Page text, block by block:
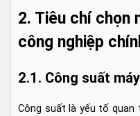
2. Tiêu chí chọn
công nghiệp
2.1. Công suất
Công suất là yếu tố quan